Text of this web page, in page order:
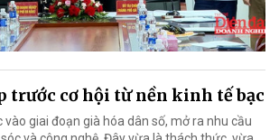
trước cơ hội từ nền kinh tế bạc
giai đoạn già hóa dân số, mở ra nhu cầu